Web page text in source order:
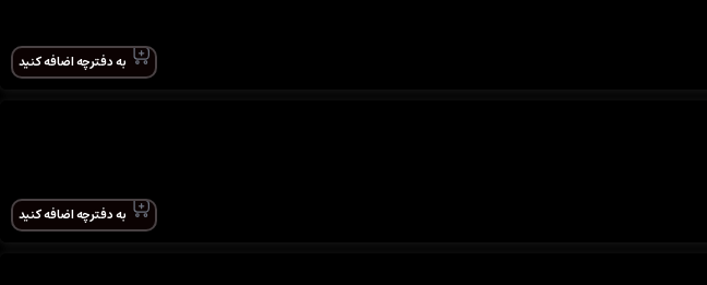
به دفترچه اضافه کنید
به دفترچه اضافه کنید